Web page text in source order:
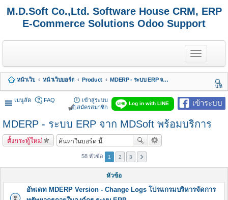
M.D.Soft Co.,Ltd. Software House CRM, ERP
E-Commerce Solutions Odoo Support
T
o
g
e
n
a
i
g
n
หน้าเว็บ หน้าเว็บบอร์ด Product
MDERP - ระบบ ERP จาก MDSoft พร้อมบริการ
นห
า
เมนูลัด
เข้าระบบ
Log in with LINE
FAQ
เข้าสู่ระบบ
สมัครสมาชิก
MDERP - ระบบ ERP จาก MDSoft พร้อมบริการ
ตั้งกระทู้ใหม่
58 หัวข้อ 1 2 3
หัวข้อ
อัพเดท MDERP Version - Change Logs โปรแกรมบริหารจัดการ